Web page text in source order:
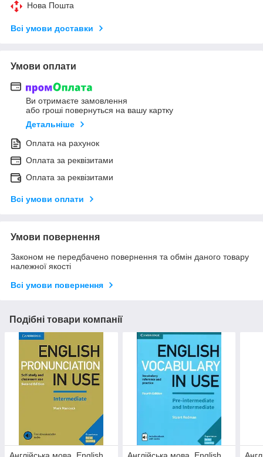
Нова Пошта
Всі умови доставки
Умови оплати
Ви отримаєте замовлення
або гроші повернуться на вашу картку
Детальніше
Оплата на рахунок
Оплата за реквізитами
Оплата за реквізитами
Всі умови оплати
Умови повернення
Законом не передбачено повернення та обмін даного товару
належної якості
Всі умови повернення
Подібні товари компанії